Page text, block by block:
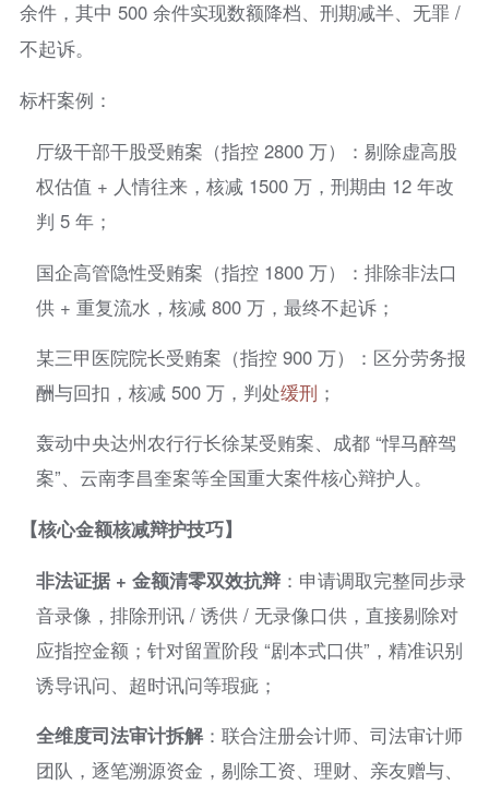
余件，其中 500 余件实现数额降档、刑期减半、无罪 /
不起诉。
标杆案例：
厅级干部干股受贿案（指控 2800 万）：剔除虚高股
权估值 + 人情往来，核减 1500 万，刑期由 12 年改
判 5 年；
国企高管隐性受贿案（指控 1800 万）：排除非法口
供 + 重复流水，核减 800 万，最终不起诉；
某三甲医院院长受贿案（指控 900 万）：区分劳务报
酬与回扣，核减 500 万，判处缓刑 ；
轰动中央达州农行行长徐某受贿案、成都 “悍马醉驾
案”、云南李昌奎案等全国重大案件核心辩护人。
【核心金额核减辩护技巧】
非法证据 + 金额清零双效抗辩：申请调取完整同步录
音录像，排除刑讯 / 诱供 / 无录像口供，直接剔除对
应指控金额；针对留置阶段 “剧本式口供”，精准识别
诱导讯问、超时讯问等瑕疵；
全维度司法审计拆解：联合注册会计师、司法审计师
团队，逐笔溯源资金，剔除工资、理财、亲友赠与、